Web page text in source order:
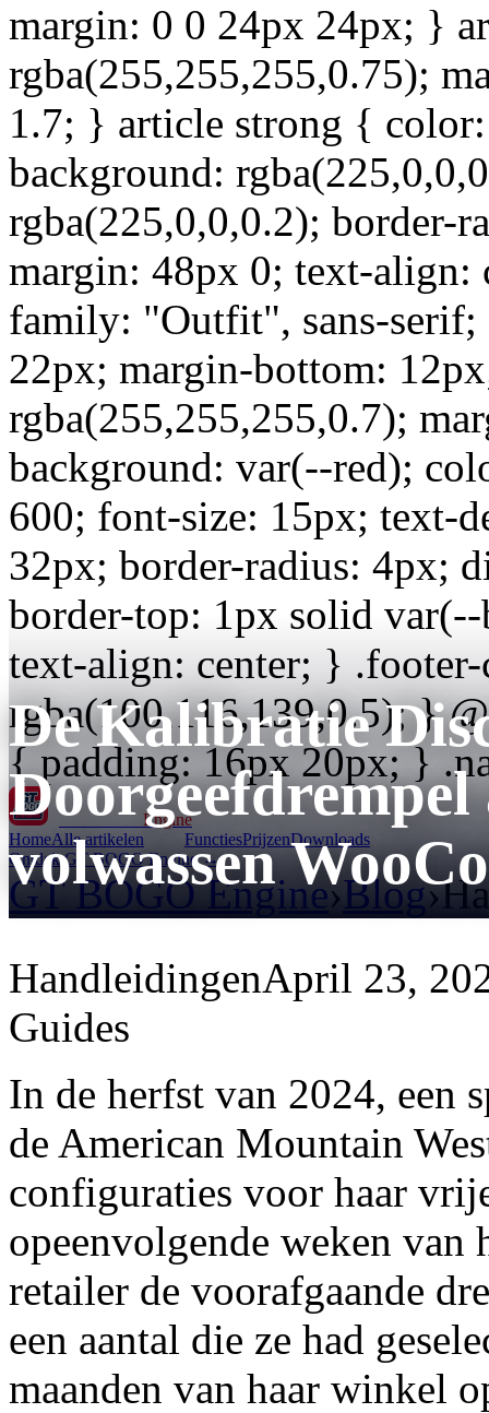
margin: 0 0 24px 24px; }
rgba(255,255,255,0.75);
1.7; } article strong {
background:
rgba(225,0,0,0.2); border-
margin: 48px 0; text-
family: "Outfit", sans-
22px; margin-bottom:
rgba(255,255,255,0.7);
background: var(--red);
600; font-size: 15px; text-
32px; border-radius: 4px;
border-top: 1px solid
text-align: center; }
rgba(100,116,139,0.5); }
{ padding: 16px 20px; }
GT BOGO Engine
HomeAlle artikelen FunctiesPrijzenDownloads
Ontdek GT BOGO Engine →
GT BOGO Engine›Blog›
De Kalibratie
volwassen
HandleidingenApril 23,
Guides
In de herfst van 2024, een
de American Mountain
configuraties voor haar
opeenvolgende weken van
retailer de voorafgaande
een aantal die ze had
maanden van haar winkel